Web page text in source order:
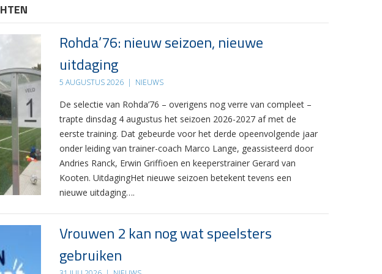
Rohda’76: nieuw seizoen, nieuwe
uitdaging
5 AUGUSTUS 2026 | NIEUWS
De selectie van Rohda’76 – overigens nog verre van compleet –
trapte dinsdag 4 augustus het seizoen 2026-2027 af met de
eerste training. Dat gebeurde voor het derde opeenvolgende jaar
onder leiding van trainer-coach Marco Lange, geassisteerd door
Andries Ranck, Erwin Griffioen en keeperstrainer Gerard van
Kooten. UitdagingHet nieuwe seizoen betekent tevens een
nieuwe uitdaging….
Vrouwen 2 kan nog wat speelsters
gebruiken